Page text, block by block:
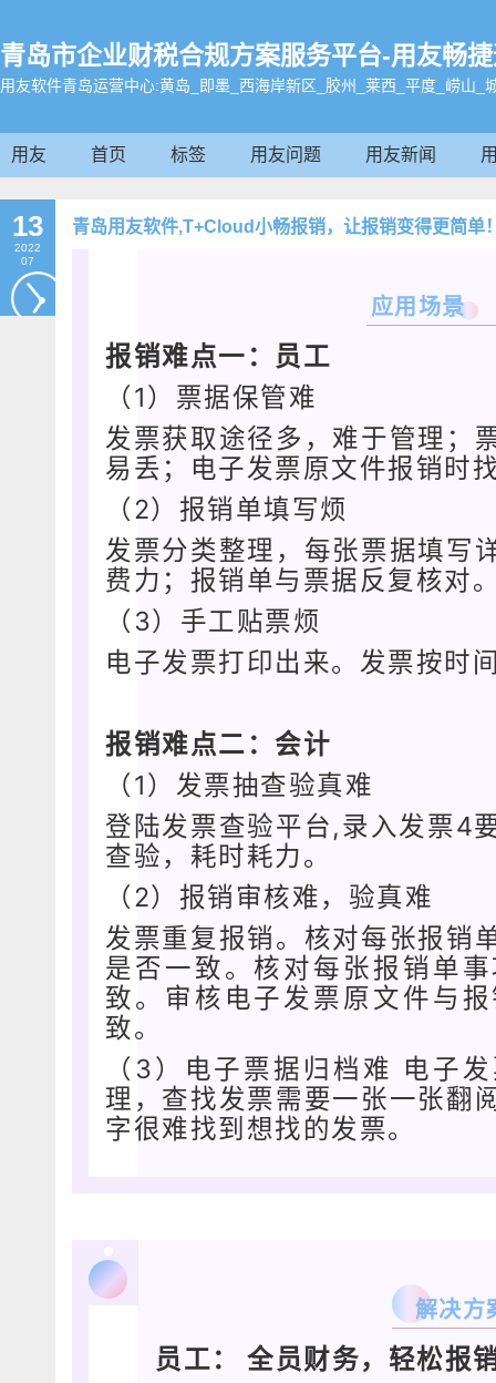
青岛市企业财税合规方案服务平台-用友畅
用友软件青岛运营中心:黄岛_即墨_西海岸新区_胶州_莱西_平度_崂山_
用友 首页 标签 用友问题 用友新闻
13
2022
07
青岛用友软件,T+Cloud小畅报销，让报销变得更简单
应用场景
报销难点一：员工
（1）票据保管难
发票获取途径多，难于管理；
易丢；电子发票原文件报销时
（2）报销单填写烦
发票分类整理，每张票据填写
费力；报销单与票据反复核对
（3）手工贴票烦
电子发票打印出来。发票按时
报销难点二：会计
（1）发票抽查验真难
登陆发票查验平台,录入发票4
查验，耗时耗力。
（2）报销审核难，验真难
发票重复报销。核对每张报销
是否一致。核对每张报销单
致。审核电子发票原文件与
致。
（3）电子票据归档难 电子
理，查找发票需要一张一张翻
字很难找到想找的发票。
解决方
员工： 全员财务，轻松报